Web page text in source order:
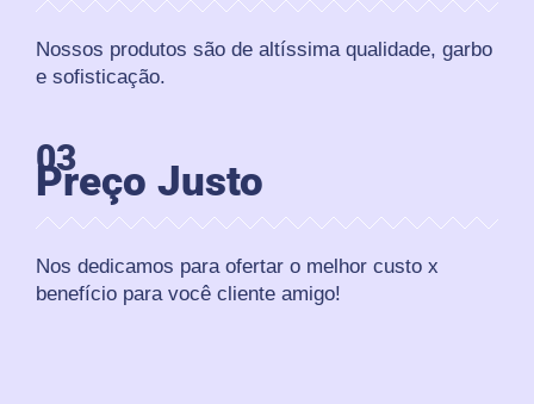
Nossos produtos são de altíssima qualidade, garbo
e sofisticação.
03
Preço Justo
Nos dedicamos para ofertar o melhor custo x
benefício para você cliente amigo!